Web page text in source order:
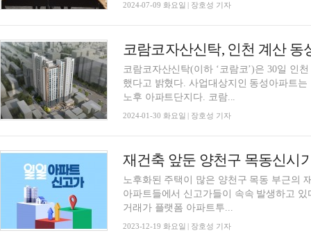
2024-07-09 화요일 | 장호성 기자
코람코자산신탁(이하 ‘코람코’)은 30일 인
했다고 밝혔다. 사업대상지인 동성아파트는 인천 계양구 계산동 일원에 위치한 준공 38년차
노후 아파트단지다. 코람...
2024-01-30 화요일 | 장호성 기자
노후화된 주택이 많은 양천구 목동 부근의
아파트들에서 신고가들이 속속 발생하고 있다. 국토교통부 실거래가 공개시스템 및 부
거래가 플랫폼 아파트투...
2023-12-19 화요일 | 장호성 기자